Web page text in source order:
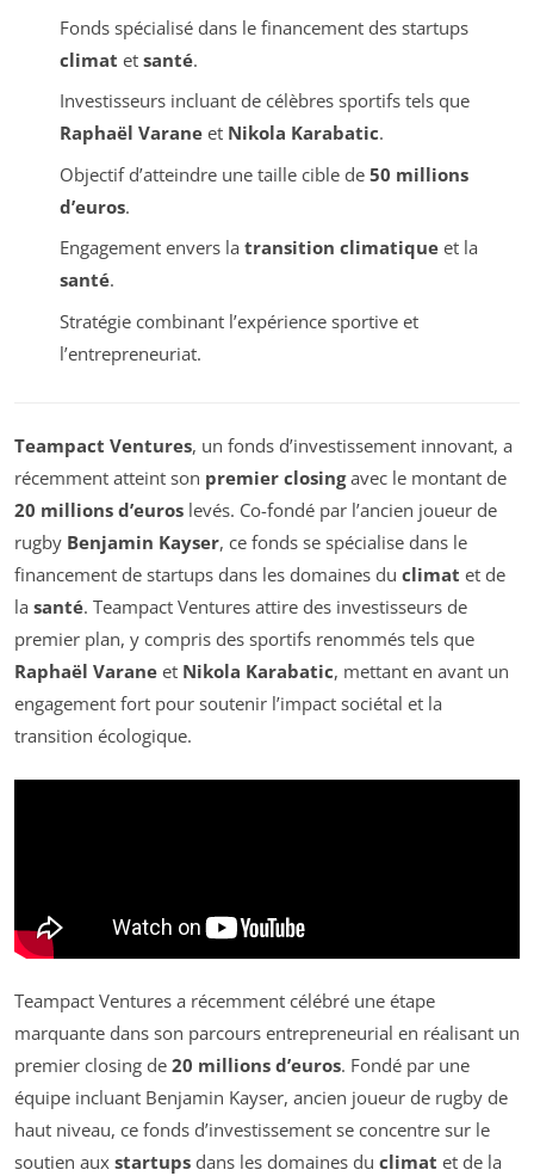
Fonds spécialisé dans le financement des startups
climat et santé.
Investisseurs incluant de célèbres sportifs tels que
Raphaël Varaneet Nikola Karabatic.
Objectif d’atteindre une taille cible de 50 millions
d’euros.
Engagement envers la transition climatiqueet la
santé.
Stratégie combinant l’expérience sportive et
l’entrepreneuriat.
Teampact Ventures, un fonds d’investissement innovant, a
récemment atteint son premier closingavec le montant de
20 millions d’euros levés. Co-fondé par l’ancien joueur de
rugby Benjamin Kayser, ce fonds se spécialise dans le
financement de startups dans les domaines du climat et de
la santé. Teampact Ventures attire des investisseurs de
premier plan, y compris des sportifs renommés tels que
Raphaël Varane et Nikola Karabatic, mettant en avant un
engagement fort pour soutenir l’impact sociétal et la
transition écologique.
Teampact Ventures a récemment célébré une étape
marquante dans son parcours entrepreneurial en réalisant un
premier closing de 20 millions d’euros. Fondé par une
équipe incluant Benjamin Kayser, ancien joueur de rugby de
haut niveau, ce fonds d’investissement se concentre sur le
soutien aux startups dans les domaines du climat et de la